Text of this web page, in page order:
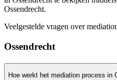
Ossendrecht.
Veelgestelde vragen over
Ossendrecht
Hoe werkt het mediation process in